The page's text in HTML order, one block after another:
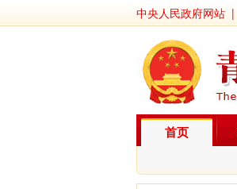
中央人民政府网站 |
首页